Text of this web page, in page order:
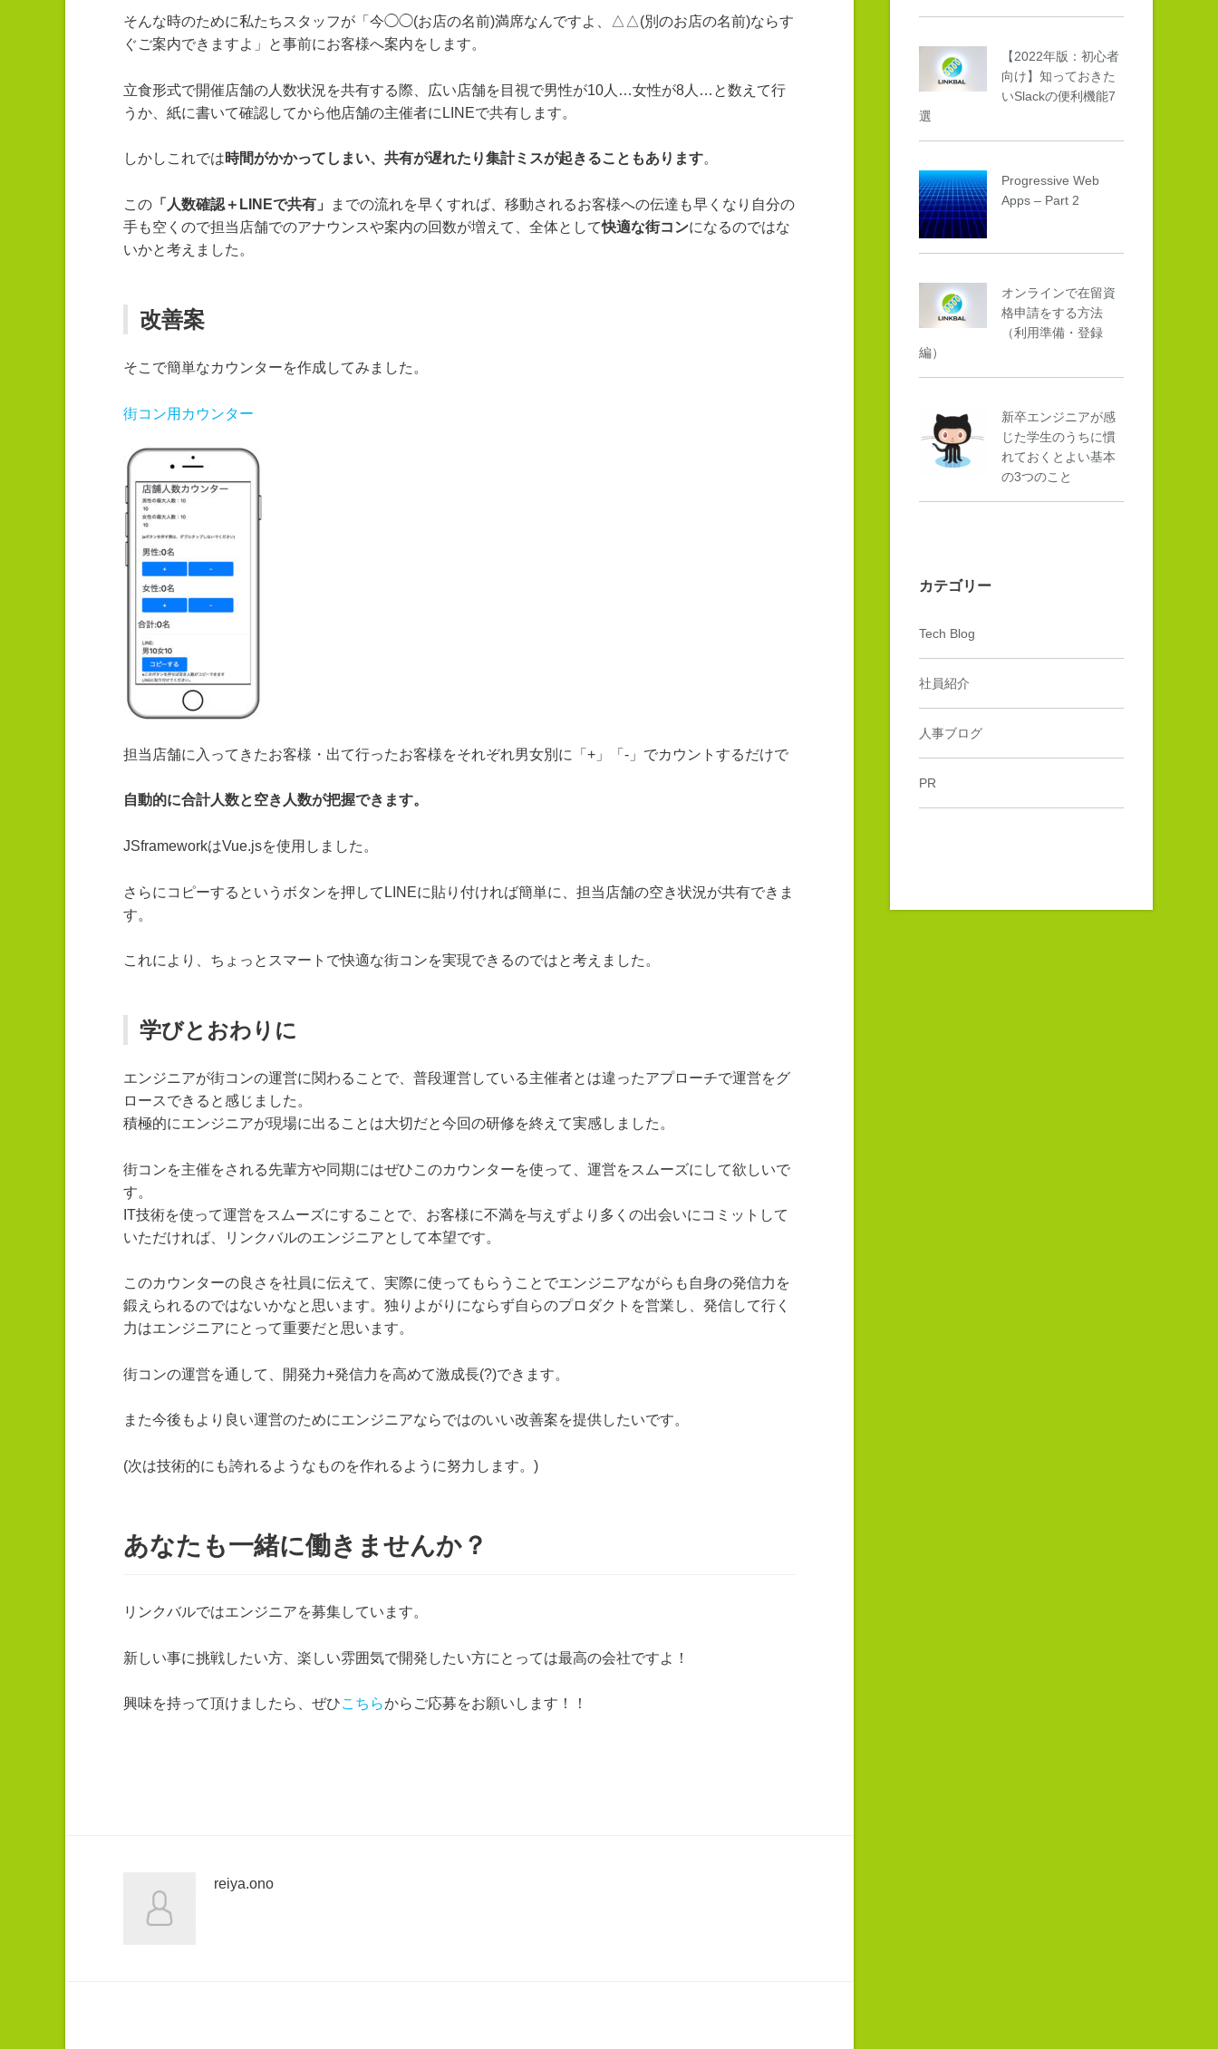
そんな時のために私たちスタッフが「今◯◯(お店の名前)満席なんですよ、△△(別のお店の名前)ならす
ぐご案内できますよ」
と事前にお客様へ案内をします。
立食形式で開催店舗の人数状況を共有する際、広い店舗を目視で男性が10人…女性が8人…と数えて行
うか、紙に書いて確認してから他店舗の主催者にLINEで共有します。
しかしこれでは時間がかかってしまい、共有が遅れたり集計ミスが起きることもあります。
この 「人数確認＋LINEで共有」
までの流れを早くすれば、移動されるお客様への伝達も早くなり自分の
手も空くので担当店舗でのアナウンスや案内の回数が増えて、全体として快適な街コンになるのではな
いかと考えました。
改善案
そこで簡単なカウンターを作成してみました。
街コン用カウンター
担当店舗に入ってきたお客様・出て行ったお客様をそれぞれ男女別に「+」「-」でカウントするだけで
自動的に合計人数と空き人数が把握できます。
JSframeworkはVue.jsを使用しました。
さらにコピーするというボタンを押してLINEに貼り付ければ簡単に、担当店舗の空き状況が共有できま
す。
これにより、ちょっとスマートで快適な街コンを実現できるのではと考えました。
学びとおわりに
エンジニアが街コンの運営に関わることで、普段運営している主催者とは違ったアプローチで運営をグ
ロースできると感じました。
積極的にエンジニアが現場に出ることは大切だと今回の研修を終えて実感しました。
街コンを主催をされる先輩方や同期にはぜひこのカウンターを使って、運営をスムーズにして欲しいで
す。
IT技術を使って運営をスムーズにすることで、お客様に不満を与えずより多くの出会いにコミットして
いただければ、リンクバルのエンジニアとして本望です。
このカウンターの良さを社員に伝えて、実際に使ってもらうことでエンジニアながらも自身の発信力を
鍛えられるのではないかなと思います。独りよがりにならず自らのプロダクトを営業し、発信して行く
力はエンジニアにとって重要だと思います。
街コンの運営を通して、開発力+発信力を高めて激成長(?)できます。
また今後もより良い運営のためにエンジニアならではのいい改善案を提供したいです。
(次は技術的にも誇れるようなものを作れるように努力します。)
あなたも一緒に働きませんか？
リンクバルではエンジニアを募集しています。
新しい事に挑戦したい方、楽しい雰囲気で開発したい方にとっては最高の会社ですよ！
興味を持って頂けましたら、ぜひこちらからご応募をお願いします！！
reiya.ono
【2022年版：初心者
向け】知っておきた
いSlackの便利機能7
選
Progressive Web
Apps – Part 2
オンラインで在留資
格申請をする方法
（利用準備・登録
編）
新卒エンジニアが感
じた学生のうちに慣
れておくとよい基本
の3つのこと
カテゴリー
Tech Blog
社員紹介
人事ブログ
PR